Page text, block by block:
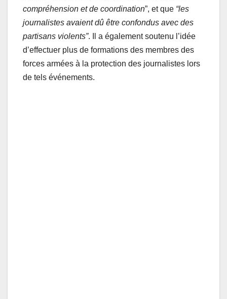
compréhension et de coordination”, et que “les
journalistes avaient dû être confondus avec des
partisans violents”. Il a également soutenu l’idée
d’effectuer plus de formations des membres des
forces armées à la protection des journalistes lors
de tels événements.